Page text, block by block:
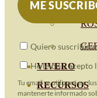
VIVERO
RECURSOS
Quiero
He leido y acepto
Tu email se utilizará
mantenerte informado